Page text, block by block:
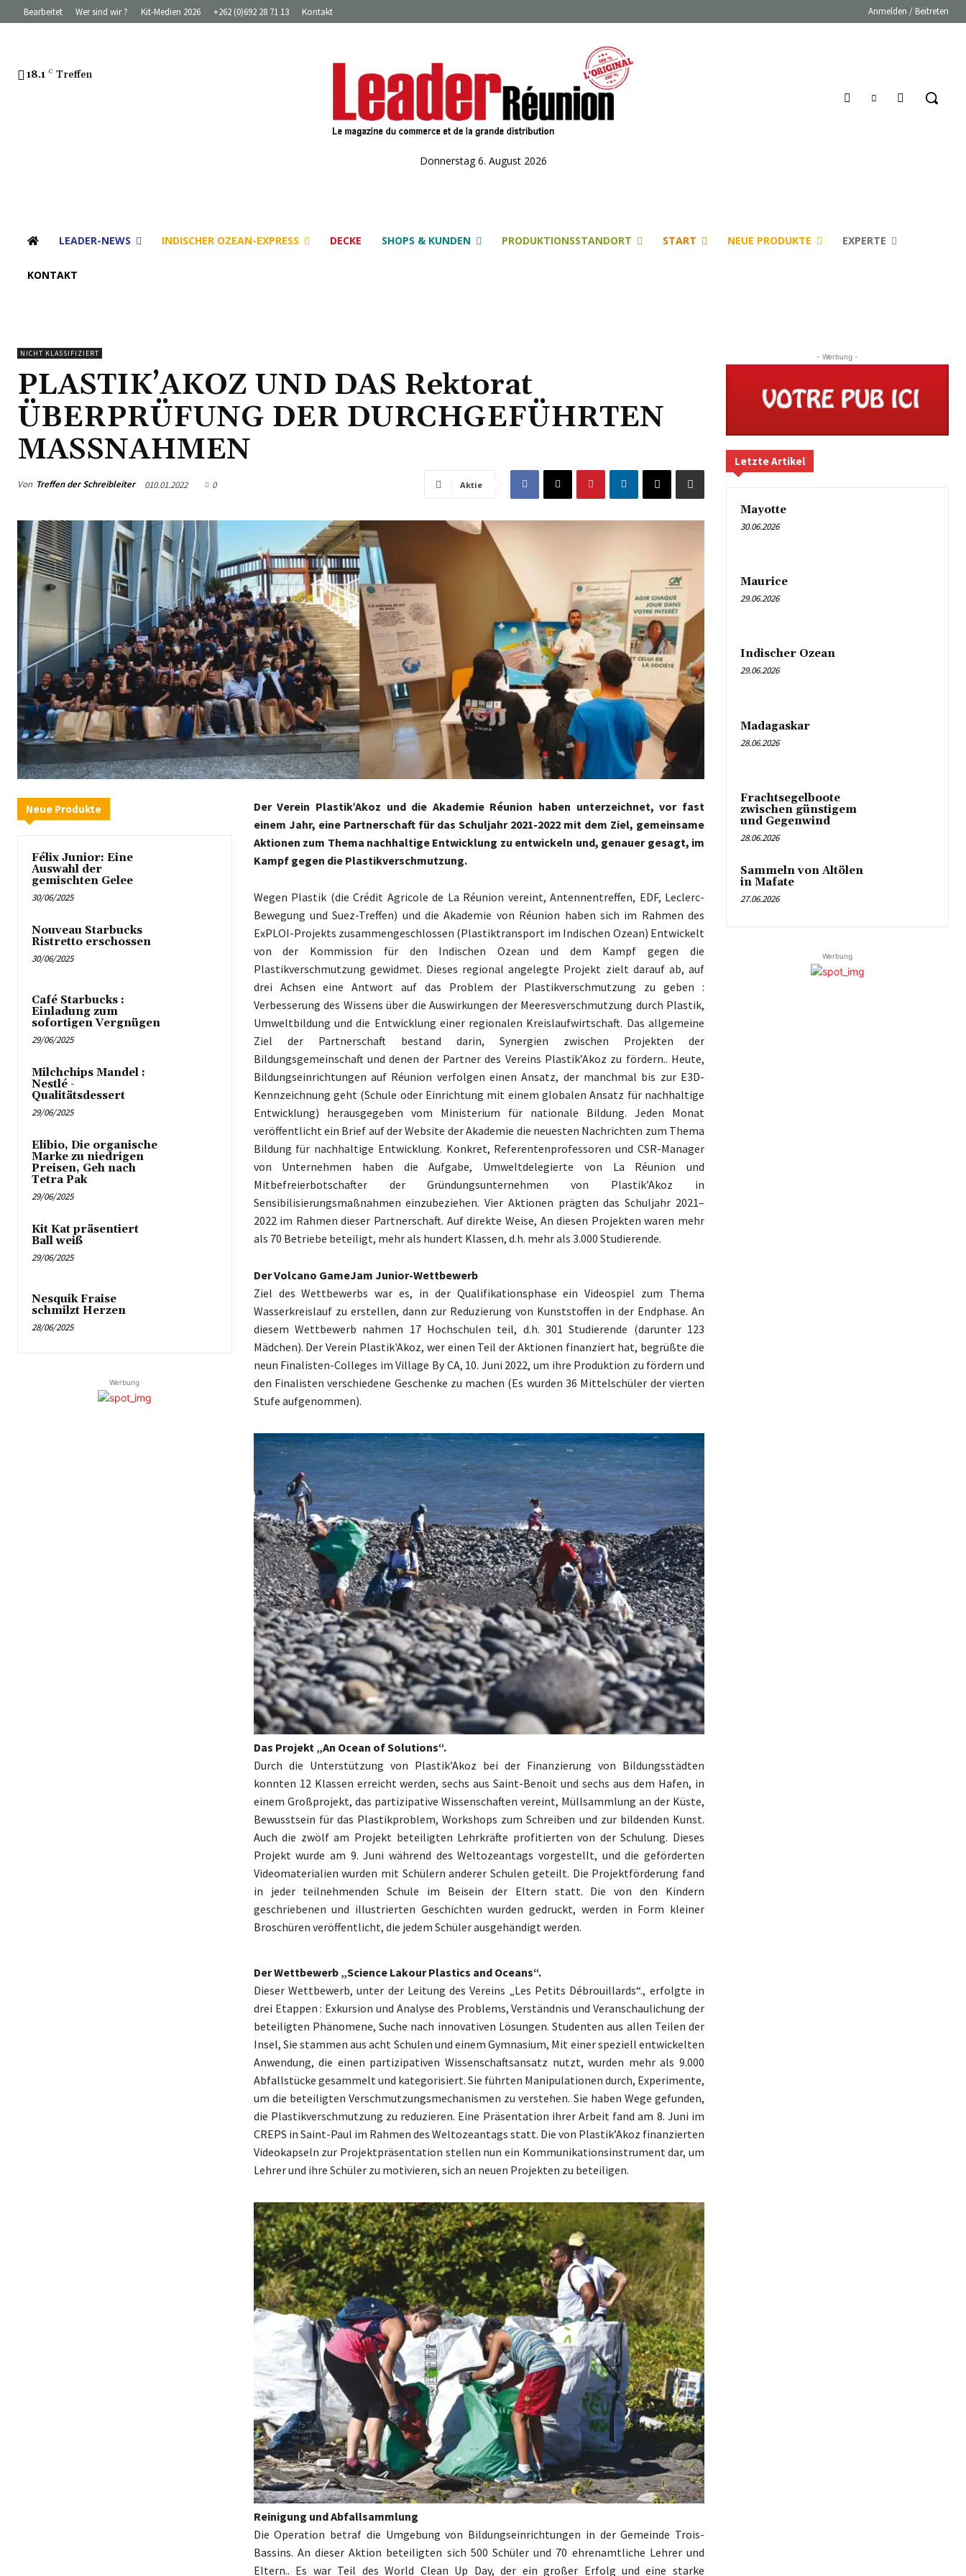
Bearbeitet Wer sind wir ? Kit-Medien 2026 +262 (0)692 28 71 13 Kontakt Anmelden / Beitreten
18.1 C Treffen
Donnerstag 6. August 2026
LEADER-NEWS INDISCHER OZEAN-EXPRESS DECKE SHOPS & KUNDEN PRODUKTIONSSTANDORT START NEUE PRODUKTE EXPERTE
KONTAKT
NICHT KLASSIFIZIERT
PLASTIK’AKOZ UND DAS Rektorat
ÜBERPRÜFUNG DER DURCHGEFÜHRTEN
MASSNAHMEN
Von Treffen der Schreibleiter 010.01.2022 0 Aktie
Neue Produkte
Félix Junior: Eine
Auswahl der
gemischten Gelee
30/06/2025
Nouveau Starbucks
Ristretto erschossen
30/06/2025
Café Starbucks :
Einladung zum
sofortigen Vergnügen
29/06/2025
Milchchips Mandel :
Nestlé -
Qualitätsdessert
29/06/2025
Elibio, Die organische
Marke zu niedrigen
Preisen, Geh nach
Tetra Pak
29/06/2025
Kit Kat präsentiert
Ball weiß
29/06/2025
Nesquik Fraise
schmilzt Herzen
28/06/2025
Werbung
Der Verein Plastik’Akoz und die Akademie Réunion haben unterzeichnet, vor fast
einem Jahr, eine Partnerschaft für das Schuljahr 2021-2022 mit dem Ziel, gemeinsame
Aktionen zum Thema nachhaltige Entwicklung zu entwickeln und, genauer gesagt, im
Kampf gegen die Plastikverschmutzung.
Wegen Plastik (die Crédit Agricole de La Réunion vereint, Antennentreffen, EDF, Leclerc-
Bewegung und Suez-Treffen) und die Akademie von Réunion haben sich im Rahmen des
ExPLOI-Projekts zusammengeschlossen (Plastiktransport im Indischen Ozean) Entwickelt
von der Kommission für den Indischen Ozean und dem Kampf gegen die
Plastikverschmutzung gewidmet. Dieses regional angelegte Projekt zielt darauf ab, auf
drei Achsen eine Antwort auf das Problem der Plastikverschmutzung zu geben :
Verbesserung des Wissens über die Auswirkungen der Meeresverschmutzung durch Plastik,
Umweltbildung und die Entwicklung einer regionalen Kreislaufwirtschaft. Das allgemeine
Ziel der Partnerschaft bestand darin, Synergien zwischen Projekten der
Bildungsgemeinschaft und denen der Partner des Vereins Plastik’Akoz zu fördern.. Heute,
Bildungseinrichtungen auf Réunion verfolgen einen Ansatz, der manchmal bis zur E3D-
Kennzeichnung geht (Schule oder Einrichtung mit einem globalen Ansatz für nachhaltige
Entwicklung) herausgegeben vom Ministerium für nationale Bildung. Jeden Monat
veröffentlicht ein Brief auf der Website der Akademie die neuesten Nachrichten zum Thema
Bildung für nachhaltige Entwicklung. Konkret, Referentenprofessoren und CSR-Manager
von Unternehmen haben die Aufgabe, Umweltdelegierte von La Réunion und
Mitbefreierbotschafter der Gründungsunternehmen von Plastik’Akoz in
Sensibilisierungsmaßnahmen einzubeziehen. Vier Aktionen prägten das Schuljahr 2021–
2022 im Rahmen dieser Partnerschaft. Auf direkte Weise, An diesen Projekten waren mehr
als 70 Betriebe beteiligt, mehr als hundert Klassen, d.h. mehr als 3.000 Studierende.
Der Volcano GameJam Junior-Wettbewerb
Ziel des Wettbewerbs war es, in der Qualifikationsphase ein Videospiel zum Thema
Wasserkreislauf zu erstellen, dann zur Reduzierung von Kunststoffen in der Endphase. An
diesem Wettbewerb nahmen 17 Hochschulen teil, d.h. 301 Studierende (darunter 123
Mädchen). Der Verein Plastik'Akoz, wer einen Teil der Aktionen finanziert hat, begrüßte die
neun Finalisten-Colleges im Village By CA, 10. Juni 2022, um ihre Produktion zu fördern und
den Finalisten verschiedene Geschenke zu machen (Es wurden 36 Mittelschüler der vierten
Stufe aufgenommen).
Das Projekt „An Ocean of Solutions“.
Durch die Unterstützung von Plastik’Akoz bei der Finanzierung von Bildungsstädten
konnten 12 Klassen erreicht werden, sechs aus Saint-Benoit und sechs aus dem Hafen, in
einem Großprojekt, das partizipative Wissenschaften vereint, Müllsammlung an der Küste,
Bewusstsein für das Plastikproblem, Workshops zum Schreiben und zur bildenden Kunst.
Auch die zwölf am Projekt beteiligten Lehrkräfte profitierten von der Schulung. Dieses
Projekt wurde am 9. Juni während des Weltozeantags vorgestellt, und die geförderten
Videomaterialien wurden mit Schülern anderer Schulen geteilt. Die Projektförderung fand
in jeder teilnehmenden Schule im Beisein der Eltern statt. Die von den Kindern
geschriebenen und illustrierten Geschichten wurden gedruckt, werden in Form kleiner
Broschüren veröffentlicht, die jedem Schüler ausgehändigt werden.
Der Wettbewerb „Science Lakour Plastics and Oceans“.
Dieser Wettbewerb, unter der Leitung des Vereins „Les Petits Débrouillards“., erfolgte in
drei Etappen : Exkursion und Analyse des Problems, Verständnis und Veranschaulichung der
beteiligten Phänomene, Suche nach innovativen Lösungen. Studenten aus allen Teilen der
Insel, Sie stammen aus acht Schulen und einem Gymnasium, Mit einer speziell entwickelten
Anwendung, die einen partizipativen Wissenschaftsansatz nutzt, wurden mehr als 9.000
Abfallstücke gesammelt und kategorisiert. Sie führten Manipulationen durch, Experimente,
um die beteiligten Verschmutzungsmechanismen zu verstehen. Sie haben Wege gefunden,
die Plastikverschmutzung zu reduzieren. Eine Präsentation ihrer Arbeit fand am 8. Juni im
CREPS in Saint-Paul im Rahmen des Weltozeantags statt. Die von Plastik’Akoz finanzierten
Videokapseln zur Projektpräsentation stellen nun ein Kommunikationsinstrument dar, um
Lehrer und ihre Schüler zu motivieren, sich an neuen Projekten zu beteiligen.
Reinigung und Abfallsammlung
Die Operation betraf die Umgebung von Bildungseinrichtungen in der Gemeinde Trois-
Bassins. An dieser Aktion beteiligten sich 500 Schüler und 70 ehrenamtliche Lehrer und
Eltern.. Es war Teil des World Clean Up Day, der ein großer Erfolg und eine starke
- Werbung -
Letzte Artikel
Mayotte
30.06.2026
Maurice
29.06.2026
Indischer Ozean
29.06.2026
Madagaskar
28.06.2026
Frachtsegelboote
zwischen günstigem
und Gegenwind
28.06.2026
Sammeln von Altölen
in Mafate
27.06.2026
Werbung